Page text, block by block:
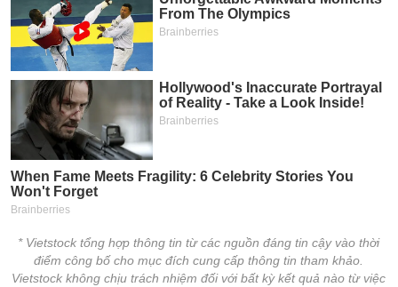
* Vietstock tổng hợp thông tin từ các nguồn đáng tin cậy vào thời
điểm công bố cho mục đích cung cấp thông tin tham khảo.
Vietstock không chịu trách nhiệm đối với bất kỳ kết quả nào từ việc